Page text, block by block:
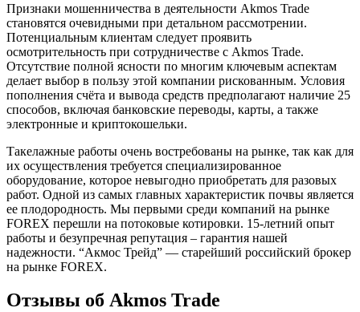
Признаки мошенничества в деятельности Akmos Trade
становятся очевидными при детальном рассмотрении.
Потенциальным клиентам следует проявить
осмотрительность при сотрудничестве с Akmos Trade.
Отсутствие полной ясности по многим ключевым аспектам
делает выбор в пользу этой компании рискованным. Условия
пополнения счёта и вывода средств предполагают наличие 25
способов, включая банковские переводы, карты, а также
электронные и криптокошельки.
Такелажные работы очень востребованы на рынке, так как для
их осуществления требуется специализированное
оборудование, которое невыгодно приобретать для разовых
работ. Одной из самых главных характеристик почвы является
ее плодородность. Мы первыми среди компаний на рынке
FOREX перешли на потоковые котировки. 15-летний опыт
работы и безупречная репутация – гарантия нашей
надежности. “Акмос Трейд” — старейший российский брокер
на рынке FOREX.
Отзывы об Akmos Trade